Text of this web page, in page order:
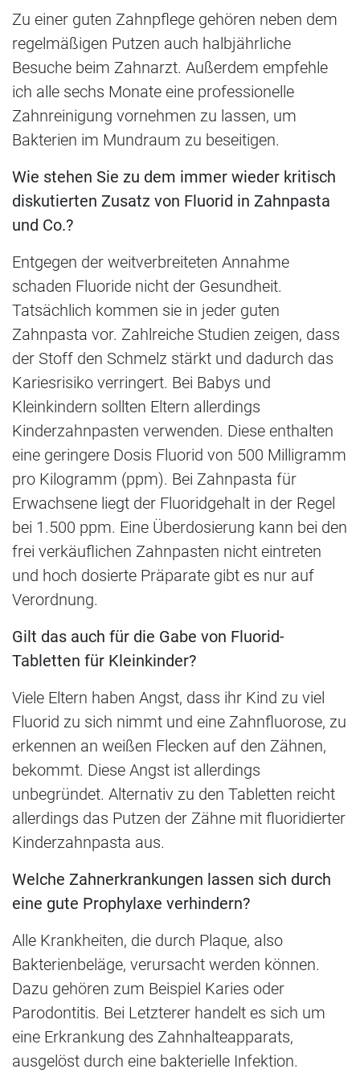
Zu einer guten Zahnpflege gehören neben dem
regelmäßigen Putzen auch halbjährliche
Besuche beim Zahnarzt. Außerdem empfehle
ich alle sechs Monate eine professionelle
Zahnreinigung vornehmen zu lassen, um
Bakterien im Mundraum zu beseitigen.
Wie stehen Sie zu dem immer wieder kritisch
diskutierten Zusatz von Fluorid in Zahnpasta
und Co.?
Entgegen der weitverbreiteten Annahme
schaden Fluoride nicht der Gesundheit.
Tatsächlich kommen sie in jeder guten
Zahnpasta vor. Zahlreiche Studien zeigen, dass
der Stoff den Schmelz stärkt und dadurch das
Kariesrisiko verringert. Bei Babys und
Kleinkindern sollten Eltern allerdings
Kinderzahnpasten verwenden. Diese enthalten
eine geringere Dosis Fluorid von 500 Milligramm
pro Kilogramm (ppm). Bei Zahnpasta für
Erwachsene liegt der Fluoridgehalt in der Regel
bei 1.500 ppm. Eine Überdosierung kann bei den
frei verkäuflichen Zahnpasten nicht eintreten
und hoch dosierte Präparate gibt es nur auf
Verordnung.
Gilt das auch für die Gabe von Fluorid-
Tabletten für Kleinkinder?
Viele Eltern haben Angst, dass ihr Kind zu viel
Fluorid zu sich nimmt und eine Zahnfluorose, zu
erkennen an weißen Flecken auf den Zähnen,
bekommt. Diese Angst ist allerdings
unbegründet. Alternativ zu den Tabletten reicht
allerdings das Putzen der Zähne mit fluoridierter
Kinderzahnpasta aus.
Welche Zahnerkrankungen lassen sich durch
eine gute Prophylaxe verhindern?
Alle Krankheiten, die durch Plaque, also
Bakterienbeläge, verursacht werden können.
Dazu gehören zum Beispiel Karies oder
Parodontitis. Bei Letzterer handelt es sich um
eine Erkrankung des Zahnhalteapparats,
ausgelöst durch eine bakterielle Infektion.